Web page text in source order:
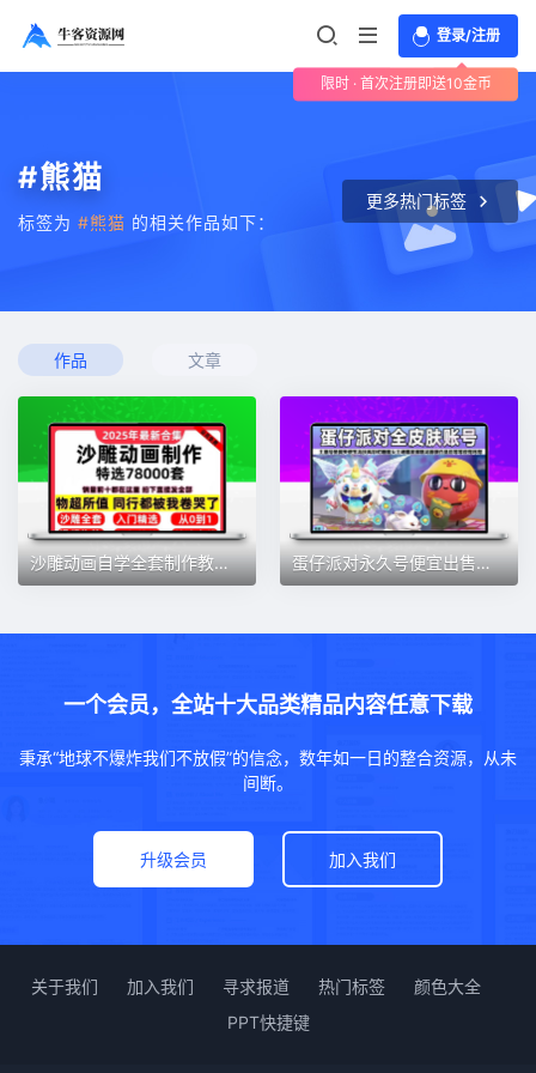
登录/注册
限时 · 首次注册即送10金币
#熊猫
标签为 #熊猫 的相关作品如下：
更多热门标签
作品 文章
沙雕动画自学全套制作教程自媒体专用电脑手机An熊猫动画素材文案 蛋仔派对永久号便宜出售成品号DongDong羊熊猫岁岁罪猎修罗
一个会员，全站十大品类精品内容任意下载
秉承“地球不爆炸我们不放假”的信念，数年如一日的整合资源，从未
间断。
升级会员 加入我们
关于我们 加入我们 寻求报道 热门标签
颜色大全
PPT快捷键